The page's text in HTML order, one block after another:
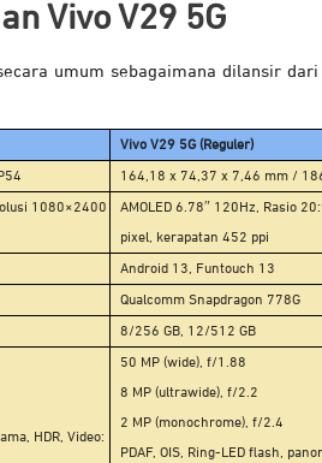
Vivo V29 5G
umum sebagaimana dilansir
Vivo V29 5G (Reguler)
164,18 x 74,37 x 7,46 mm /
1080×2400 AMOLED 6.78″ 120Hz, Rasio
pixel, kerapatan 452 ppi
Android 13, Funtouch 13
Qualcomm Snapdragon 778G
8/256 GB, 12/512 GB
HDR, Video:
50 MP (wide), f/1.88
8 MP (ultrawide), f/2.2
2 MP (monochrome), f/2.4
PDAF, OIS, Ring-LED flash,